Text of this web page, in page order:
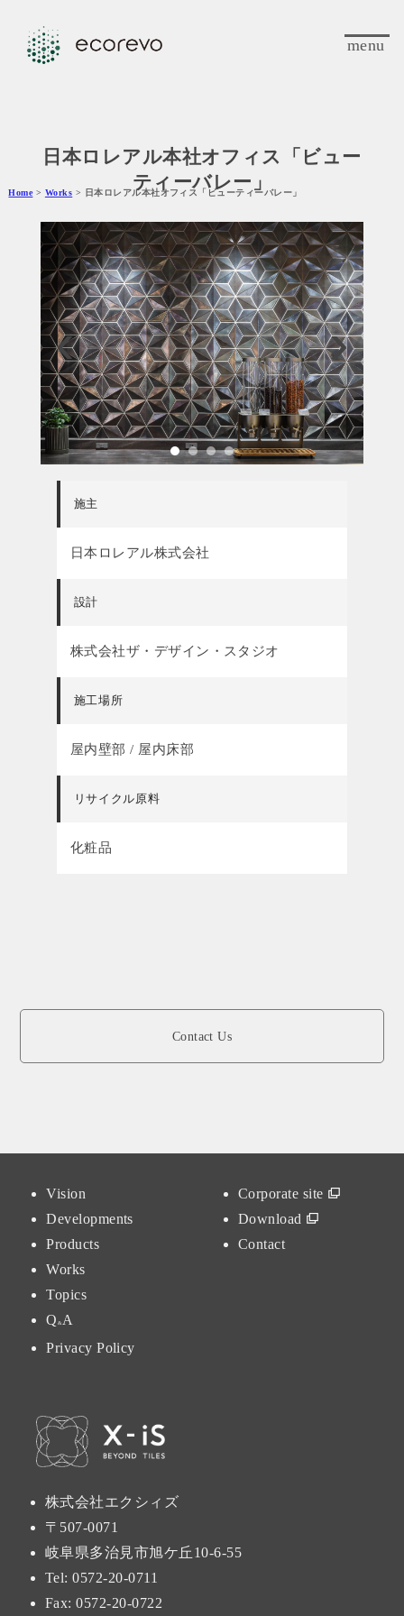
menu
Home > Works > 日本ロレアル本社オフィス「ビューティーバレー」
日本ロレアル本社オフィス「ビュー
ティーバレー」
‹ ›
施主
日本ロレアル株式会社
設計
株式会社ザ・デザイン・スタジオ
施工場所
屋内壁部 / 屋内床部
リサイクル原料
化粧品
Contact Us
Vision
Developments
Products
Works
Topics
Q & A
Privacy Policy
Corporate site
Download
Contact
株式会社エクシィズ
〒507-0071
岐阜県多治見市旭ケ丘10-6-55
Tel:0572-20-0711
Fax: 0572-20-0722